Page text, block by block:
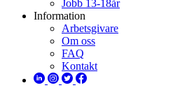
Jobb 13-18år
Information
Arbetsgivare
Om oss
FAQ
Kontakt